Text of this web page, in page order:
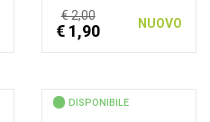
€ 2,00
€ 1,90 NUOVO
DISPONIBILE